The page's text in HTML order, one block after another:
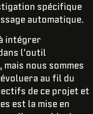
spécifique
automatique.
intégrer
l'outil
nous sommes
au fil du
de ce projet et
est la mise en